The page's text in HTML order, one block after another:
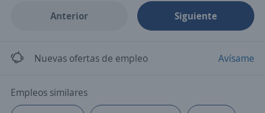
Anterior Siguiente
Nuevas ofertas de empleo Avísame
Empleos similares